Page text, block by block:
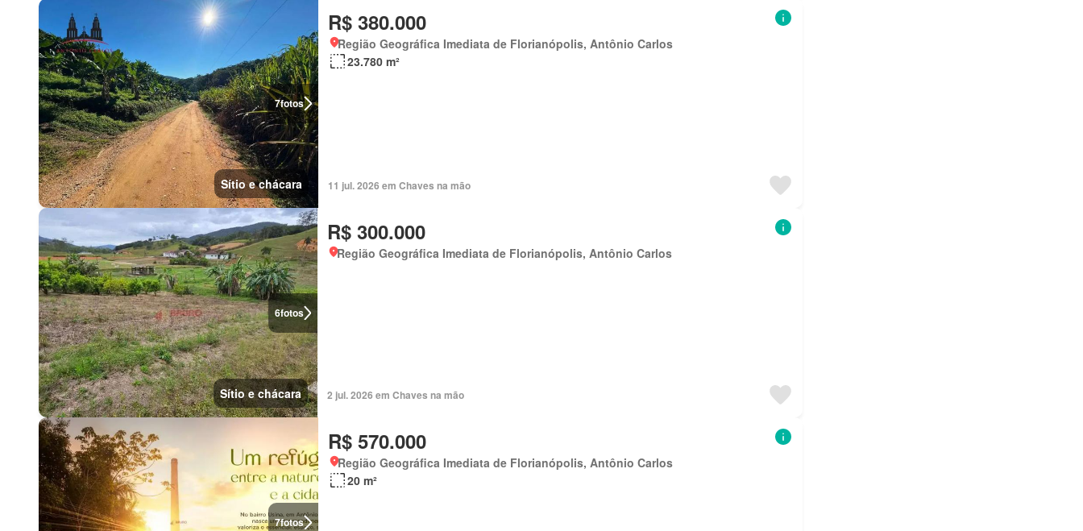
7fotos
Sítio e chácara
R$ 380.000
Região Geográfica Imediata de Florianópolis, Antônio Carlos
23.780 m²
11 jul. 2026 em Chaves na mão
6fotos
Sítio e chácara
R$ 300.000
Região Geográfica Imediata de Florianópolis, Antônio Carlos
2 jul. 2026 em Chaves na mão
7fotos
R$ 570.000
Região Geográfica Imediata de Florianópolis, Antônio Carlos
20 m²